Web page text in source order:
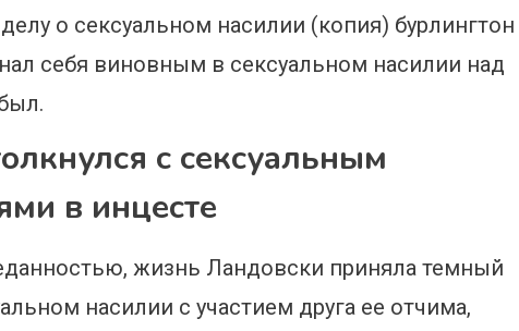
о сексуальном насилии (копия) бурлингтон
себя виновным в сексуальном насилии над
с сексуальным
в инцесте
жизнь Ландовски приняла темный
насилии с участием друга ее отчима,